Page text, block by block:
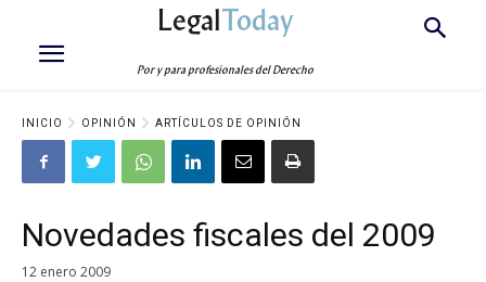
LegalToday
Por y para profesionales del Derecho
INICIO OPINIÓN ARTÍCULOS DE OPINIÓN
Novedades fiscales del 2009
12 enero 2009